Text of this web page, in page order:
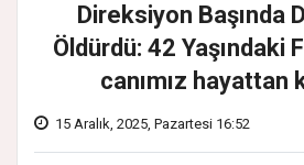
Direksiyon Başında
Öldürdü: 42 Yaşındaki
canımız hayattan
15 Aralık, 2025, Pazartesi 16:52